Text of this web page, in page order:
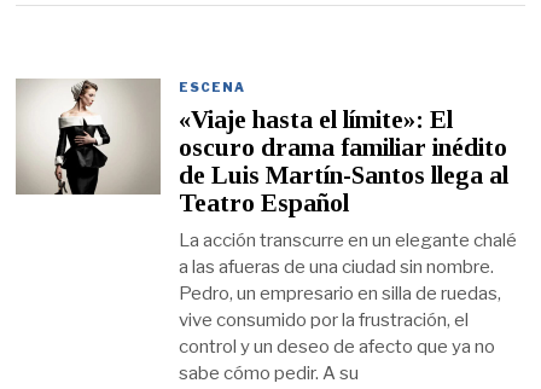
ESCENA
«Viaje hasta el límite»: El
oscuro drama familiar inédito
de Luis Martín-Santos llega al
Teatro Español
La acción transcurre en un elegante chalé
a las afueras de una ciudad sin nombre.
Pedro, un empresario en silla de ruedas,
vive consumido por la frustración, el
control y un deseo de afecto que ya no
sabe cómo pedir. A su